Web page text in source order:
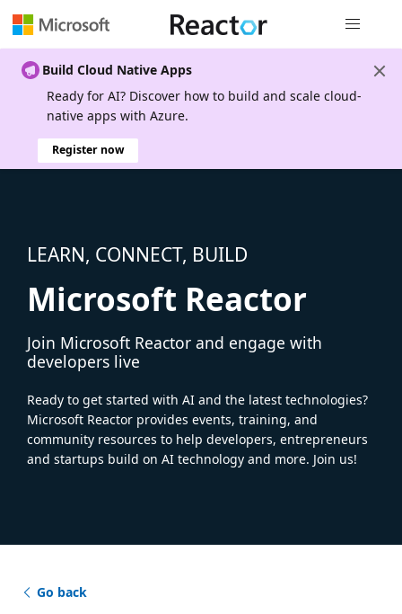
Build Cloud Native Apps
Ready for AI? Discover how to build and scale cloud-
native apps with Azure.
Register now
LEARN, CONNECT, BUILD
Microsoft Reactor
Join Microsoft Reactor and engage with
developers live
Ready to get started with AI and the latest technologies?
Microsoft Reactor provides events, training, and
community resources to help developers, entrepreneurs
and startups build on AI technology and more. Join us!
Go back